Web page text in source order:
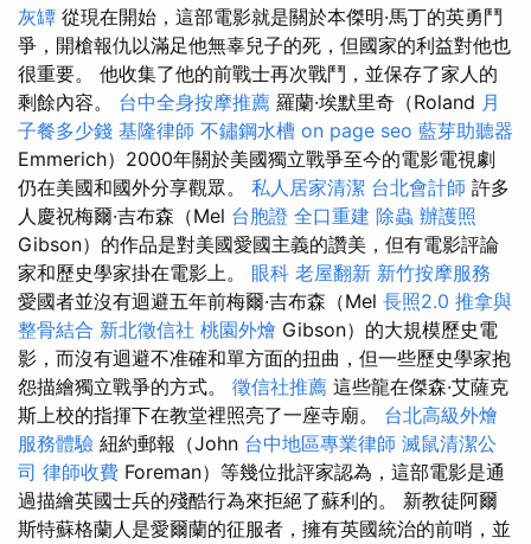
灰罈 從現在開始，這部電影就是關於本傑明·馬丁的英勇鬥
爭，開槍報仇以滿足他無辜兒子的死，但國家的利益對他也
很重要。 他收集了他的前戰士再次戰鬥，並保存了家人的
剩餘內容。 台中全身按摩推薦 羅蘭·埃默里奇（Roland 月
子餐多少錢 基隆律師 不鏽鋼水槽 on page seo 藍芽助聽器
Emmerich）2000年關於美國獨立戰爭至今的電影電視劇
仍在美國和國外分享觀眾。 私人居家清潔 台北會計師 許多
人慶祝梅爾·吉布森（Mel 台胞證 全口重建 除蟲 辦護照
Gibson）的作品是對美國愛國主義的讚美，但有電影評論
家和歷史學家掛在電影上。 眼科 老屋翻新 新竹按摩服務
愛國者並沒有迴避五年前梅爾·吉布森（Mel 長照2.0 推拿與
整骨結合 新北徵信社 桃園外燴 Gibson）的大規模歷史電
影，而沒有迴避不准確和單方面的扭曲，但一些歷史學家抱
怨描繪獨立戰爭的方式。 徵信社推薦 這些龍在傑森·艾薩克
斯上校的指揮下在教堂裡照亮了一座寺廟。 台北高級外燴
服務體驗 紐約郵報（John 台中地區專業律師 滅鼠清潔公
司 律師收費 Foreman）等幾位批評家認為，這部電影是通
過描繪英國士兵的殘酷行為來拒絕了蘇利的。 新教徒阿爾
斯特蘇格蘭人是愛爾蘭的征服者，擁有英國統治的前哨，並